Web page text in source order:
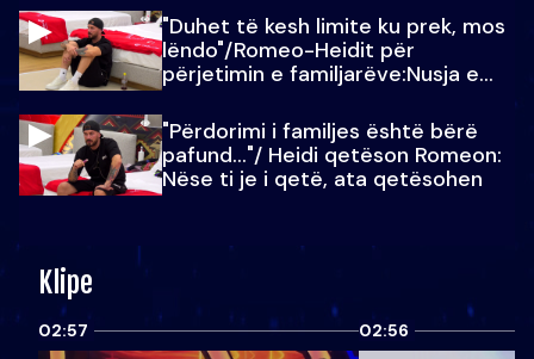
"Duhet të kesh limite ku prek, mos
lëndo"/Romeo-Heidit për
përjetimin e familjarëve:Nusja e
"Përdorimi i familjes është bërë
pafund…"/ Heidi qetëson Romeon:
Nëse ti je i qetë, ata qetësohen
Klipe
02:57 02:56